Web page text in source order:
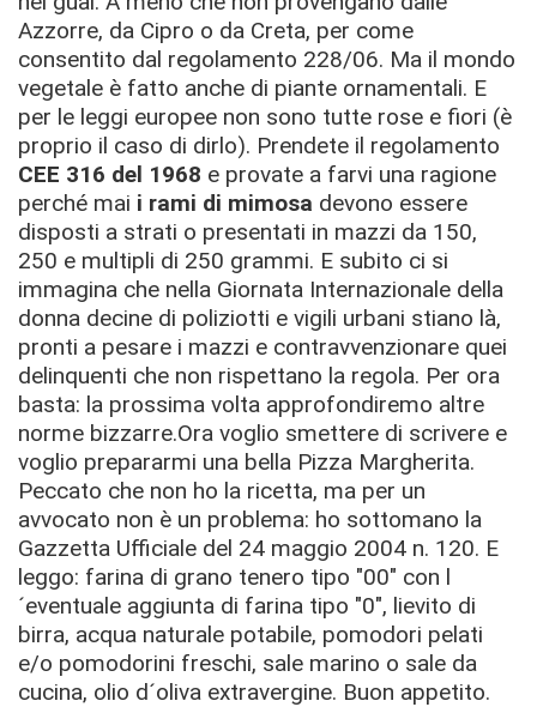
Azzorre, da Cipro o da Creta, per come
consentito dal regolamento 228/06. Ma il mondo
vegetale è fatto anche di piante ornamentali. E
per le leggi europee non sono tutte rose e fiori (è
proprio il caso di dirlo). Prendete il regolamento
CEE 316 del 1968 e provate a farvi una ragione
perché mai i rami di mimosa devono essere
disposti a strati o presentati in mazzi da 150,
250 e multipli di 250 grammi. E subito ci si
immagina che nella Giornata Internazionale della
donna decine di poliziotti e vigili urbani stiano là,
pronti a pesare i mazzi e contravvenzionare quei
delinquenti che non rispettano la regola. Per ora
basta: la prossima volta approfondiremo altre
norme bizzarre.Ora voglio smettere di scrivere e
voglio prepararmi una bella Pizza Margherita.
Peccato che non ho la ricetta, ma per un
avvocato non è un problema: ho sottomano la
Gazzetta Ufficiale del 24 maggio 2004 n. 120. E
leggo: farina di grano tenero tipo "00" con l
´eventuale aggiunta di farina tipo "0", lievito di
birra, acqua naturale potabile, pomodori pelati
e/o pomodorini freschi, sale marino o sale da
cucina, olio d´oliva extravergine. Buon appetito.